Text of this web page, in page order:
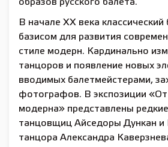
образов русского балета.
В начале ХХ века классический
базисом для развития
стиле модерн. Кардинально
танцоров и появление новых
вводимых балетмейстерами,
фотографов. В экспозиции «От
модерна» представлены
танцовщиц Айседоры Дункан
танцора Александра